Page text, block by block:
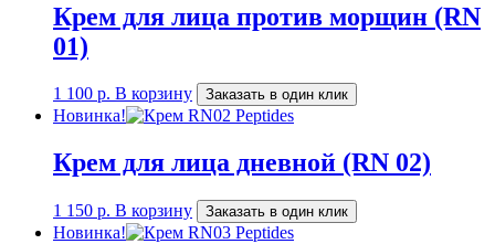
Крем для лица против морщин (RN
01)
1 100 р. В корзину Заказать в один клик
Новинка!
Крем для лица дневной (RN 02)
1 150 р. В корзину Заказать в один клик
Новинка!